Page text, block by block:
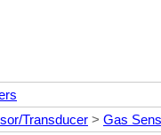
Transducer > Gas